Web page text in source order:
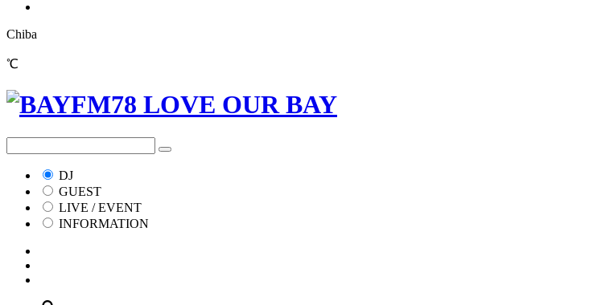
Chiba
℃
DJ
GUEST
LIVE / EVENT
INFORMATION